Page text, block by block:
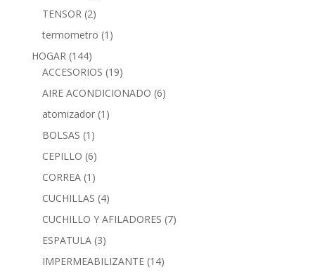
TENSOR (2)
termometro (1)
HOGAR (144)
ACCESORIOS (19)
AIRE ACONDICIONADO (6)
atomizador (1)
BOLSAS (1)
CEPILLO (6)
CORREA (1)
CUCHILLAS (4)
CUCHILLO Y AFILADORES (7)
ESPATULA (3)
IMPERMEABILIZANTE (14)